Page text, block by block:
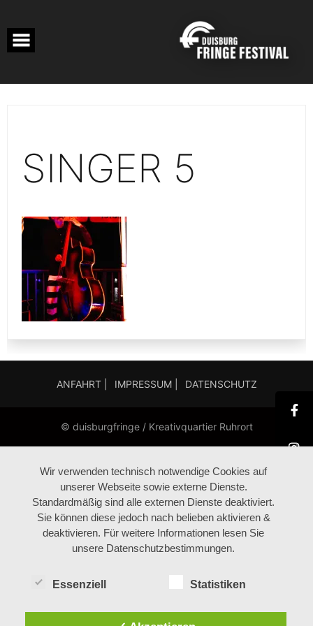
content
SINGER 5
ANFAHRT | IMPRESSUM | DATENSCHUTZ
© duisburgfringe / Kreativquartier Ruhrort
Wir verwenden technisch notwendige Cookies auf
unserer Webseite sowie externe Dienste.
Standardmäßig sind alle externen Dienste deaktiviert.
Sie können diese jedoch nach belieben aktivieren &
deaktivieren. Für weitere Informationen lesen Sie
unsere Datenschutzbestimmungen.
Essenziell Statistiken